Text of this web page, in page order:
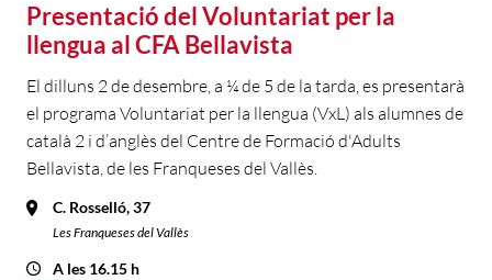
Presentació del Voluntariat per la
llengua al CFA Bellavista
El dilluns 2 de desembre, a ¼ de 5 de la tarda, es presentarà
el programa Voluntariat per la llengua (VxL) als alumnes de
català 2 i d’anglès del Centre de Formació d'Adults
Bellavista, de les Franqueses del Vallès.
C. Rosselló, 37
Les Franqueses del Vallès
A les 16.15 h